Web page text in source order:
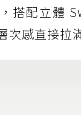
搭配立體
次感直接拉